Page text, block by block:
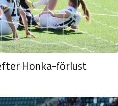
Honka-förlust